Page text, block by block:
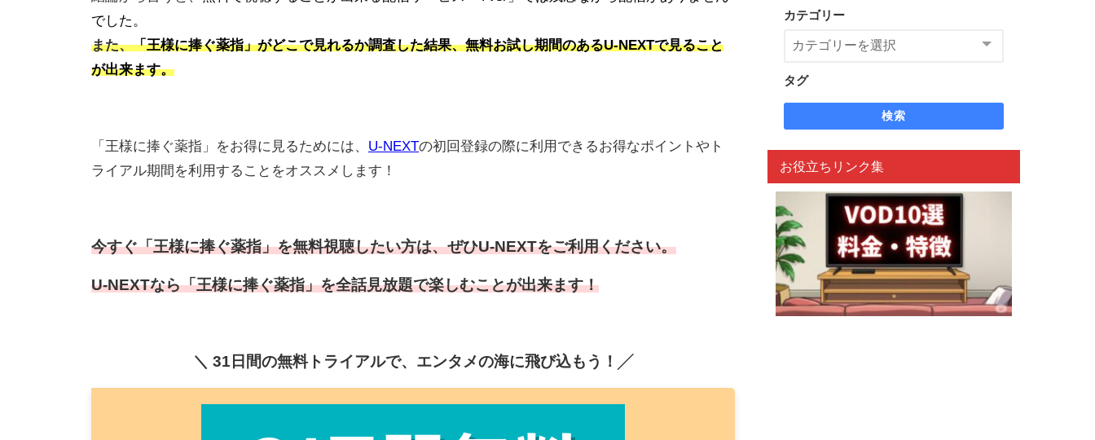
でした。
また、「王様に捧ぐ薬指」がどこで見れるか調査した結果、無料お試し期間のあるU-NEXTで見ること
が出来ます。
「王様に捧ぐ薬指」をお得に見るためには、 U-NEXTの初回登録の際に利用できるお得なポイントやト
ライアル期間を利用することをオススメします！
今すぐ「王様に捧ぐ薬指」を無料視聴したい方は、ぜひU-NEXTをご利用ください。
U-NEXTなら「王様に捧ぐ薬指」を全話見放題で楽しむことが出来ます！
＼ 31日間の無料トライアルで、エンタメの海に飛び込もう！╱
カテゴリー
タグ
検索
お役立ちリンク集